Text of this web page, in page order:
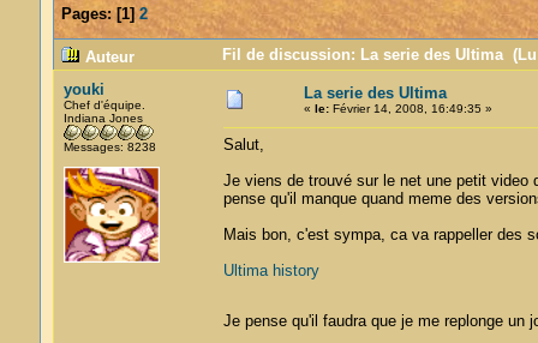
Pages:[1] 2
Auteur
Fil de discussion: La serie des Ultima (Lu
youki
Chef d'équipe.
Indiana Jones
Messages: 8238
La serie des Ultima
« le:Février 14, 2008, 16:49:35 »
Salut,
Je viens de trouvé sur le net une petit
pense qu'il manque quand meme des
Mais bon, c'est sympa, ca va rappeller des
Ultima history
Je pense qu'il faudra que je me replonge